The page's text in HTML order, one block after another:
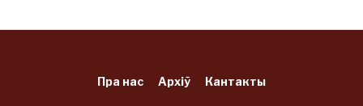
Пра нас Архіў Кантакты